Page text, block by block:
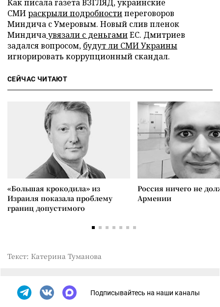
Как писала газета ВЗГЛЯД, украинские
СМИраскрыли подробностипереговоров
Миндича с Умеровым. Новый слив пленок
Миндичаувязали с деньгамиЕС. Дмитриев
задался вопросом, будут ли СМИ Украины
игнорировать коррупционный скандал.
СЕЙЧАС ЧИТАЮТ
«Большая крокодила» из
Израиля показала проблему
границ допустимого
Россия ничего не
Армении
Текст: Катерина Туманова
Подписывайтесь на наши каналы